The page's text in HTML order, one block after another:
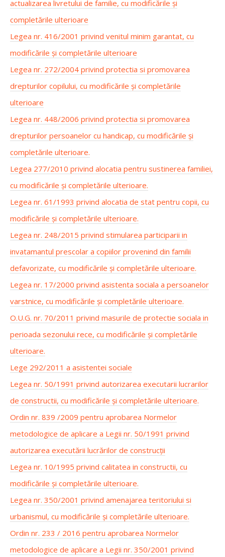
actualizarea livretului de familie, cu modificările și
completările ulterioare
Legea nr. 416/2001 privind venitul minim garantat, cu
modificările și completările ulterioare
Legea nr. 272/2004 privind protectia si promovarea
drepturilor copilului, cu modificările și completările
ulterioare
Legea nr. 448/2006 privind protectia si promovarea
drepturilor persoanelor cu handicap, cu modificările și
completările ulterioare.
Legea 277/2010 privind alocatia pentru sustinerea familiei,
cu modificările și completările ulterioare.
Legea nr. 61/1993 privind alocatia de stat pentru copii, cu
modificările și completările ulterioare.
Legea nr. 248/2015 privind stimularea participarii in
invatamantul prescolar a copiilor provenind din familii
defavorizate, cu modificările și completările ulterioare.
Legea nr. 17/2000 privind asistenta sociala a persoanelor
varstnice, cu modificările și completările ulterioare.
O.U.G. nr. 70/2011 privind masurile de protectie sociala in
perioada sezonului rece, cu modificările și completările
ulterioare.
Lege 292/2011 a asistentei sociale
Legea nr. 50/1991 privind autorizarea executarii lucrarilor
de constructii, cu modificările și completările ulterioare.
Ordin nr. 839 /2009 pentru aprobarea Normelor
metodologice de aplicare a Legii nr. 50/1991 privind
autorizarea executării lucrărilor de construcții
Legea nr. 10/1995 privind calitatea in constructii, cu
modificările și completările ulterioare.
Legea nr. 350/2001 privind amenajarea teritoriului si
urbanismul, cu modificările și completările ulterioare.
Ordin nr. 233 / 2016 pentru aprobarea Normelor
metodologice de aplicare a Legii nr. 350/2001 privind